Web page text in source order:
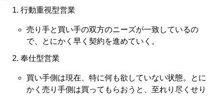
行動重視型営業
売り手と買い手の双方のニーズが一致しているの
で、とにかく早く契約を進めていく。
奉仕型営業
買い手側は現在、特に何も欲していない状態。とに
かく売り手側は買ってもらおうと、至れり尽くせり